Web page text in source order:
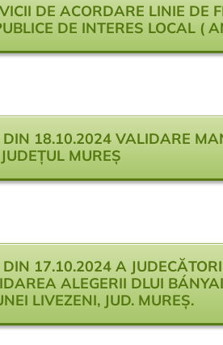
DE ACORDARE LINIE
DE INTERES LOCAL (
18.10.2024 VALIDARE
MUREȘ
17.10.2024 A
ALEGERII DLUI
LIVEZENI, JUD. MUREȘ.